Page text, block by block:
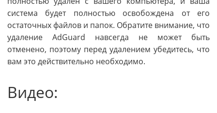
система будет полностью освобождена от его
остаточных файлов и папок. Обратите внимание, что
удаление AdGuard навсегда не может быть
отменено, поэтому перед удалением убедитесь, что
вам это действительно необходимо.
Видео: